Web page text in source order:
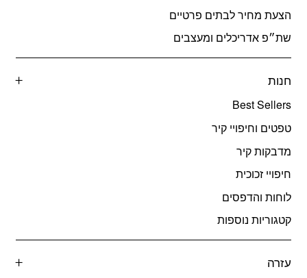
הצעת מחיר לבתים פרטיים
שת״פ אדריכלים ומעצבים
חנות
Best Sellers
טפטים וחיפויי קיר
מדבקות קיר
חיפויי זכוכית
לוחות והדפסים
קטגוריות נוספות
עזרה